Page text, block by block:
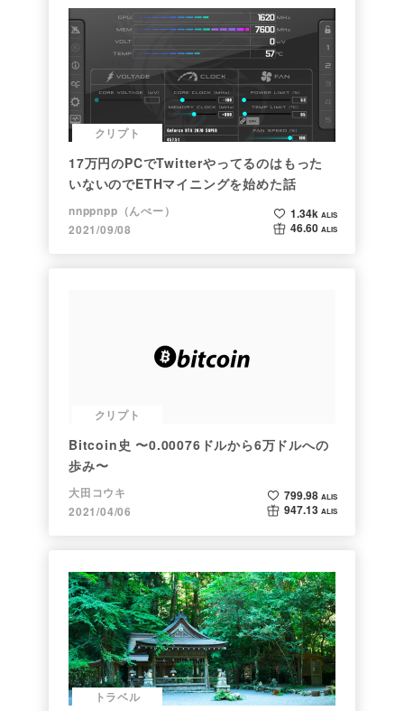
クリプト
17万円のPCでTwitterやってるのはもった
いないのでETHマイニングを始めた話
nnppnpp（んぺー）
2021/09/08
1.34k ALIS
46.60 ALIS
クリプト
Bitcoin史 〜0.00076ドルから6万ドルへの
歩み〜
大田コウキ
2021/04/06
799.98 ALIS
947.13 ALIS
トラベル